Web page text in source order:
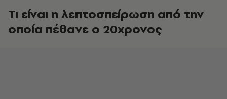
Τι είναι η λεπτοσπείρωση από την
οποία πέθανε ο 20χρονος